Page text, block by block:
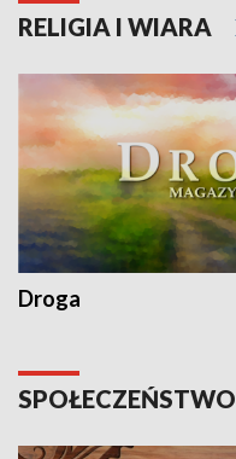
RELIGIA I WIARA
Droga
SPOŁECZEŃSTWO